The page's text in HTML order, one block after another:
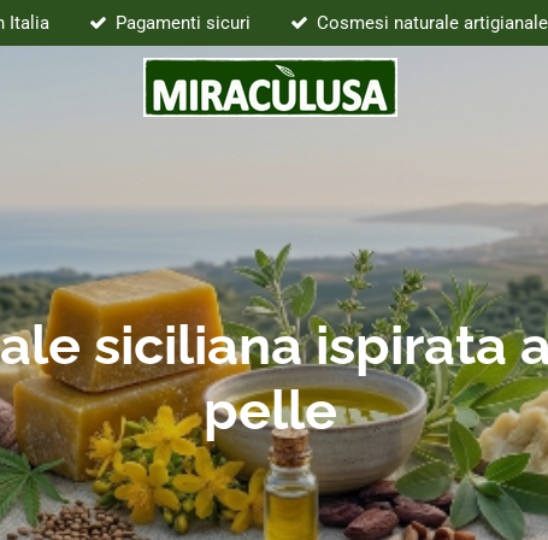
Italia Pagamenti sicuri Cosmesi naturale artigianale
siciliana ispirata
pelle